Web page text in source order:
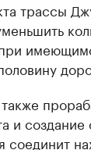
трассы
и создание
соединит